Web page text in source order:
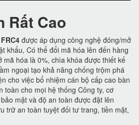
Rất Cao
được áp dụng công nghệ đóng/mở
khẩu, Có thể đổi mã hóa lên đến hàng
mã hóa là 0%, chìa khóa được thiết kế
ngoại tạo khả năng chống trộm phá
cho việc bổ nhiệm cán bộ cấp cao bàn
toàn cho mọi hệ thống Công ty, cơ
mật và độ an toàn được đặt lên
trữ an toàn tuyệt đối tư trang, tiền mặt,